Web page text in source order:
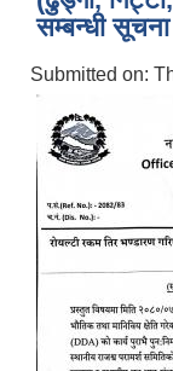
सम्बन्धी
Submitted on: